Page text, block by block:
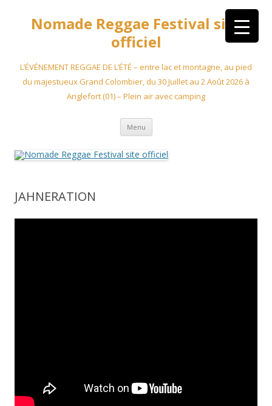
contenuNomade Reggae Festival site
officiel
L’ÉVÉNEMENT REGGAE DE L’ÉTÉ – entre lac et montagne, au pied
du majestueux Grand Colombier, du 30 Juillet au 2 Août 2026 à
Anglefort (01) – Plein air avec camping
Menu
JAHNERATION